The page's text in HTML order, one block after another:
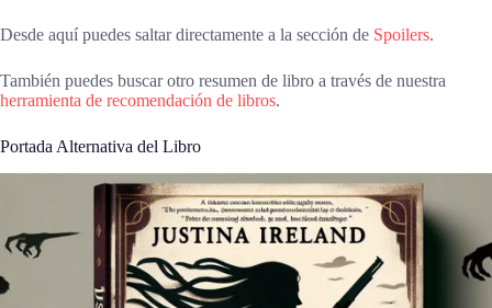
Desde aquí puedes saltar directamente a la sección de Spoilers.
También puedes buscar otro resumen de libro a través de nuestra
herramienta de recomendación de libros.
Portada Alternativa del Libro